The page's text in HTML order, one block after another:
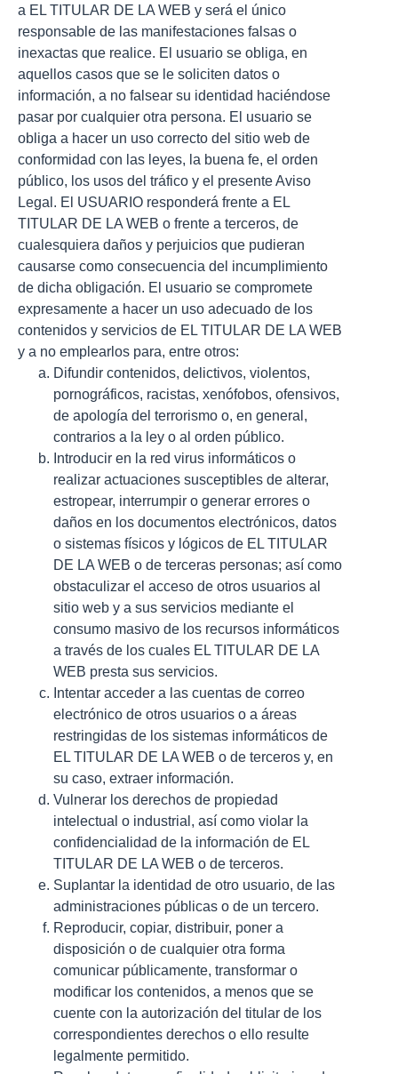
a EL TITULAR DE LA WEB y será el único
responsable de las manifestaciones falsas o
inexactas que realice. El usuario se obliga, en
aquellos casos que se le soliciten datos o
información, a no falsear su identidad haciéndose
pasar por cualquier otra persona. El usuario se
obliga a hacer un uso correcto del sitio web de
conformidad con las leyes, la buena fe, el orden
público, los usos del tráfico y el presente Aviso
Legal. El USUARIO responderá frente a EL
TITULAR DE LA WEB o frente a terceros, de
cualesquiera daños y perjuicios que pudieran
causarse como consecuencia del incumplimiento
de dicha obligación. El usuario se compromete
expresamente a hacer un uso adecuado de los
contenidos y servicios de EL TITULAR DE LA WEB
y a no emplearlos para, entre otros:
Difundir contenidos, delictivos, violentos,
pornográficos, racistas, xenófobos, ofensivos,
de apología del terrorismo o, en general,
contrarios a la ley o al orden público.
Introducir en la red virus informáticos o
realizar actuaciones susceptibles de alterar,
estropear, interrumpir o generar errores o
daños en los documentos electrónicos, datos
o sistemas físicos y lógicos de EL TITULAR
DE LA WEB o de terceras personas; así como
obstaculizar el acceso de otros usuarios al
sitio web y a sus servicios mediante el
consumo masivo de los recursos informáticos
a través de los cuales EL TITULAR DE LA
WEB presta sus servicios.
Intentar acceder a las cuentas de correo
electrónico de otros usuarios o a áreas
restringidas de los sistemas informáticos de
EL TITULAR DE LA WEB o de terceros y, en
su caso, extraer información.
Vulnerar los derechos de propiedad
intelectual o industrial, así como violar la
confidencialidad de la información de EL
TITULAR DE LA WEB o de terceros.
Suplantar la identidad de otro usuario, de las
administraciones públicas o de un tercero.
Reproducir, copiar, distribuir, poner a
disposición o de cualquier otra forma
comunicar públicamente, transformar o
modificar los contenidos, a menos que se
cuente con la autorización del titular de los
correspondientes derechos o ello resulte
legalmente permitido.